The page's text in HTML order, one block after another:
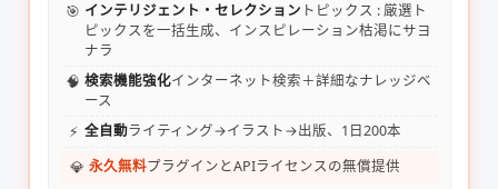
🎯 インテリジェント・セレクション トピックス : 厳選ト
ピックスを一括生成、インスピレーション枯渇にサヨ
ナラ
🧠 検索機能強化インターネット検索＋詳細なナレッジベ
ース
⚡ 全自動ライティング→イラスト→出版、1日200本
💎 永久無料プラグインとAPIライセンスの無償提供